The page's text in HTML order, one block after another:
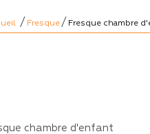
/ Fresque / Fresque chambre
chambre d'enfant